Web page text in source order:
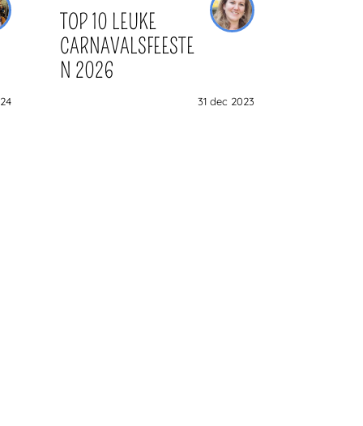
TOP 10 LEUKE
CARNAVALSFEESTE
N 2026
31 dec 2023